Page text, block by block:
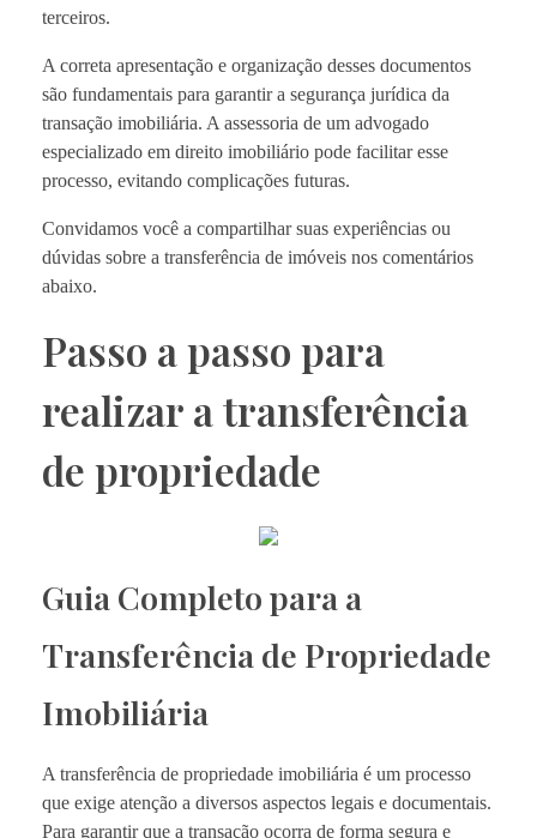
terceiros.
A correta apresentação e organização desses documentos
são fundamentais para garantir a segurança jurídica da
transação imobiliária. A assessoria de um advogado
especializado em direito imobiliário pode facilitar esse
processo, evitando complicações futuras.
Convidamos você a compartilhar suas experiências ou
dúvidas sobre a transferência de imóveis nos comentários
abaixo.
Passo a passo para
realizar a transferência
de propriedade
Guia Completo para a
Transferência de Propriedade
Imobiliária
A transferência de propriedade imobiliária é um processo
que exige atenção a diversos aspectos legais e documentais.
Para garantir que a transação ocorra de forma segura e